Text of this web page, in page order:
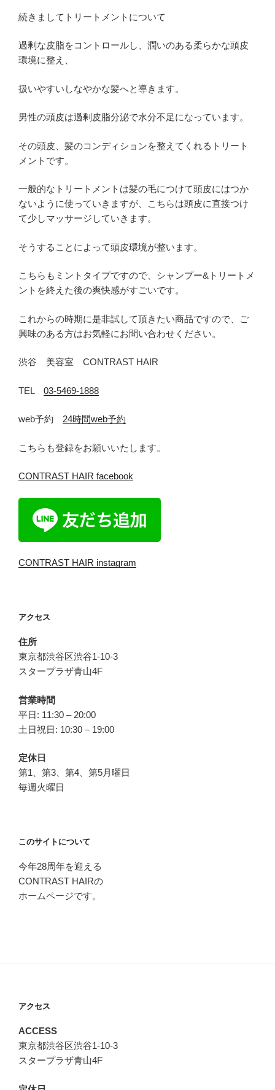
続きましてトリートメントについて
過剰な皮脂をコントロールし、潤いのある柔らかな頭皮
環境に整え、
扱いやすいしなやかな髪へと導きます。
男性の頭皮は過剰皮脂分泌で水分不足になっています。
その頭皮、髪のコンディションを整えてくれるトリート
メントです。
一般的なトリートメントは髪の毛につけて頭皮にはつか
ないように使っていきますが、こちらは頭皮に直接つけ
て少しマッサージしていきます。
そうすることによって頭皮環境が整います。
こちらもミントタイプですので、シャンプー&トリートメ
ントを終えた後の爽快感がすごいです。
これからの時期に是非試して頂きたい商品ですので、ご
興味のある方はお気軽にお問い合わせください。
渋谷 美容室 CONTRAST HAIR
TEL 03-5469-1888
web予約 24時間web予約
こちらも登録をお願いいたします。
CONTRAST HAIR facebook
CONTRAST HAIR instagram
アクセス
住所
東京都渋谷区渋谷1-10-3
スタープラザ青山4F
営業時間
平日: 11:30 – 20:00
土日祝日: 10:30 – 19:00
定休日
第1、第3、第4、第5月曜日
毎週火曜日
このサイトについて
今年28周年を迎える
CONTRAST HAIRの
ホームページです。
アクセス
ACCESS
東京都渋谷区渋谷1-10-3
スタープラザ青山4F